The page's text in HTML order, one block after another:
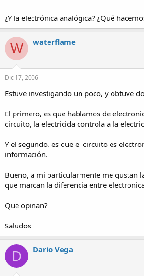
¿Y la electrónica analógica? ¿Qué
W waterflame
Dic 17, 2006
Estuve investigando un poco, y obtuve
El primero, es que hablamos de
circuito, la electricida controla a la
Y el segundo, es que el circuito es
información.
Bueno, a mi particularmente me gustan
que marcan la diferencia entre
Que opinan?
Saludos
D Dario Vega